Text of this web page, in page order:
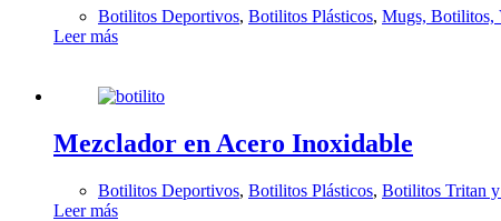
Botilitos Deportivos, Botilitos Plásticos, Mugs, Botilitos,
Leer más
Mezclador en Acero Inoxidable
Botilitos Deportivos, Botilitos Plásticos, Botilitos Tritan
Leer más